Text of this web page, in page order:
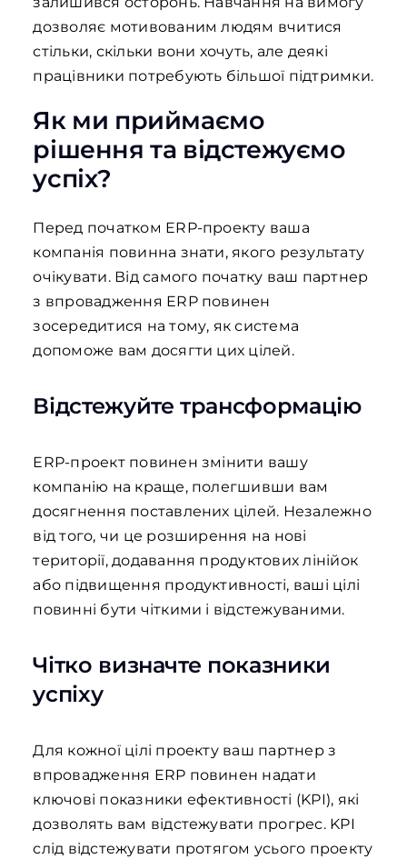
дозволяє мотивованим людям вчитися
стільки, скільки вони хочуть, але деякі
працівники потребують більшої підтримки.
Як ми приймаємо
рішення та відстежуємо
успіх?
Перед початком ERP-проекту ваша
компанія повинна знати, якого результату
очікувати. Від самого початку ваш партнер
з впровадження ERP повинен
зосередитися на тому, як система
допоможе вам досягти цих цілей.
Відстежуйте трансформацію
ERP-проект повинен змінити вашу
компанію на краще, полегшивши вам
досягнення поставлених цілей. Незалежно
від того, чи це розширення на нові
території, додавання продуктових лінійок
або підвищення продуктивності, ваші цілі
повинні бути чіткими і відстежуваними.
Чітко визначте показники
успіху
Для кожної цілі проекту ваш партнер з
впровадження ERP повинен надати
ключові показники ефективності (KPI), які
дозволять вам відстежувати прогрес. KPI
слід відстежувати протягом усього проекту